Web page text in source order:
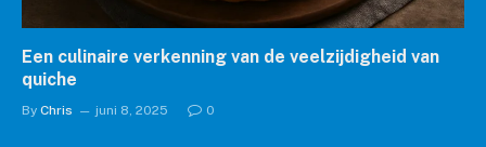
Een culinaire verkenning van de veelzijdigheid van
quiche
By Chris juni 8, 2025 0